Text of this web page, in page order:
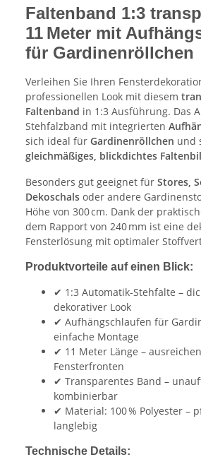
Faltenband 1:3
11 Meter mit
für Gardinenröllchen
Verleihen Sie Ihren
professionellen Look mit diesem
Faltenband in 1:3 Ausführung. Das
Stehfalzband mit integrierten
sich ideal für Gardinenröllchen und
gleichmäßiges, blickdichtes
Besonders gut geeignet für Stores,
Dekoschals oder andere
Höhe von 300 cm. Dank der
dem Rapport von 240 mm ist eine
Fensterlösung mit optimaler
Produktvorteile auf einen Blick:
✔ 1:3 Automatik-Stehfalte –
dekorativer Look
✔ Aufhängschlaufen für
einfache Montage
✔ 11 Meter Länge –
Fensterfronten
✔ Transparentes Band –
kombinierbar
✔ Material: 100 % Polyester –
langlebig
Technische Details: